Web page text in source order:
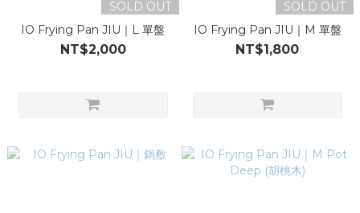
SOLD OUT
IO Frying Pan JIU｜L 單盤
NT$2,000
SOLD OUT
IO Frying Pan JIU｜M 單盤
NT$1,800